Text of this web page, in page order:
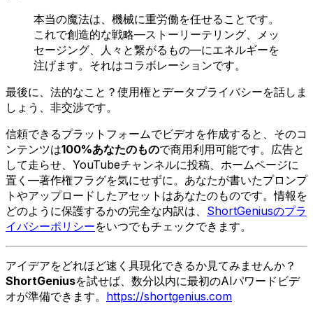
本当の魔法は、機械に重労働を任せることです。
これで創造的な戦略—ストーリーテリング、メッ
セージング、人々と繋がるもの—にエネルギーを
注げます。それはコラボレーションです。
最後に、法的なこと？使用権とデータプライバシーを話しま
しょう、非交渉です。
信頼できるプラットフォームでビデオを作成すると、そのコ
ンテンツは100%あなたのもので商用利用可能です。広告と
して走らせ、YouTubeチャンネルに投稿、ホームページに
置く—著作権フラグを気にせずに。あなたが書いたプロンプ
トやアップロードしたアセットはあなたのものです。情報を
どのように保護するかの完全な内訳は、 ShortGeniusのプラ
イバシーポリシーをいつでもチェックできます。
アイデアをどれほど速く具現化できるか見てみませんか？
ShortGeniusを試せば、数分以内に最初のAIパワードビデ
オが準備できます。 https://shortgenius.com